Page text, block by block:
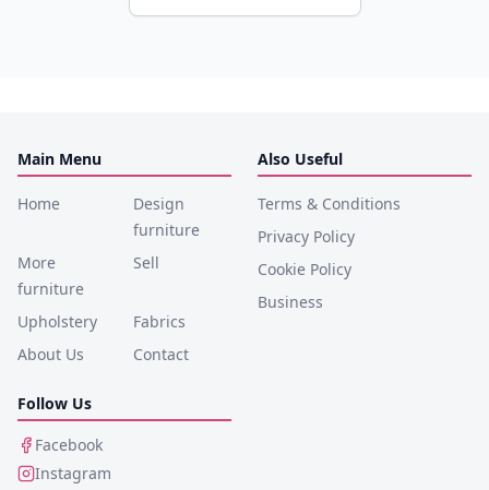
Main Menu
Home
Design
furniture
More
furniture
Sell
Upholstery
Fabrics
About Us
Contact
Also Useful
Terms & Conditions
Privacy Policy
Cookie Policy
Business
Follow Us
Facebook
Instagram